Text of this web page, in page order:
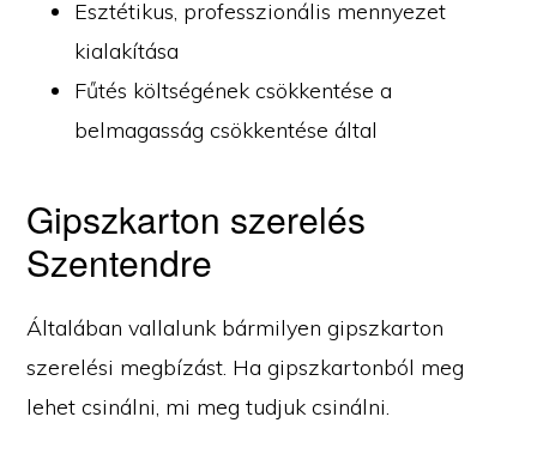
Esztétikus, professzionális mennyezet
kialakítása
Fűtés költségének csökkentése a
belmagasság csökkentése által
Gipszkarton szerelés
Szentendre
Általában vallalunk bármilyen gipszkarton
szerelési megbízást. Ha gipszkartonból meg
lehet csinálni, mi meg tudjuk csinálni.